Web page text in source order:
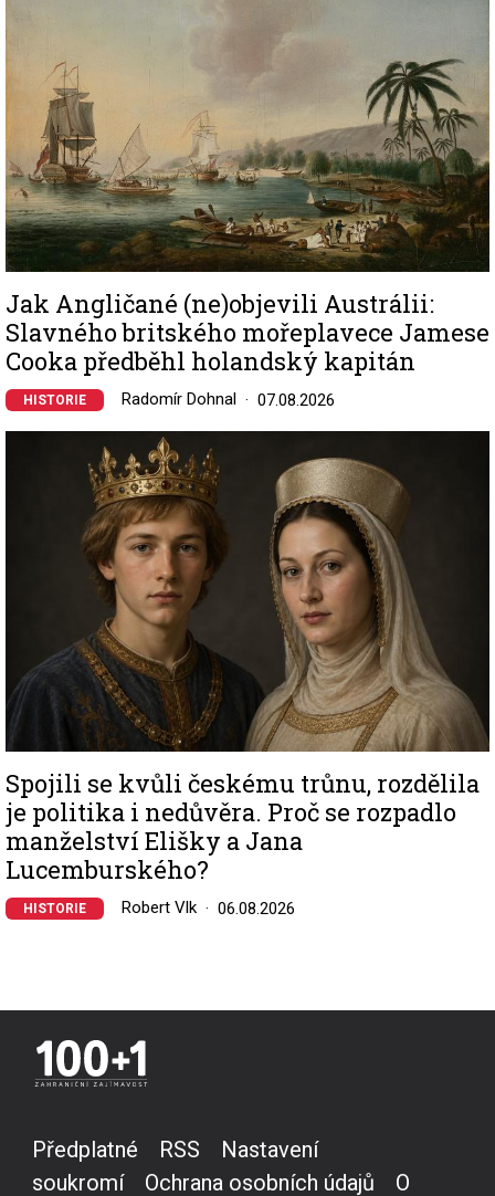
Jak Angličané (ne)objevili Austrálii:
Slavného britského mořeplavece Jamese
Cooka předběhl holandský kapitán
HISTORIE Radomír Dohnal 07.08.2026
Spojili se kvůli českému trůnu, rozdělila
je politika i nedůvěra. Proč se rozpadlo
manželství Elišky a Jana
Lucemburského?
HISTORIE Robert Vlk 06.08.2026
Předplatné RSS
Nastavení
soukromí
Ochrana osobních údajů O